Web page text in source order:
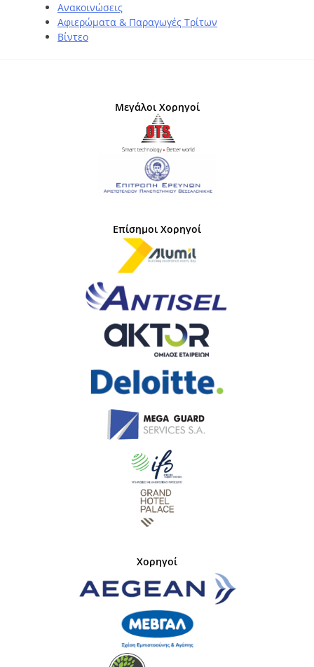
Ανακοινώσεις
Αφιερώματα & Παραγωγές Τρίτων
Βίντεο
Μεγάλοι Χορηγοί
Επίσημοι Χορηγοί
Χορηγοί